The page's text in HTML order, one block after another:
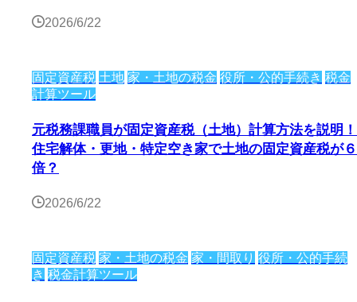
2026/6/22
固定資産税 土地 家・土地の税金 役所・公的手続き 税金
計算ツール
元税務課職員が固定資産税（土地）計算方法を説明！
住宅解体・更地・特定空き家で土地の固定資産税が６
倍？
2026/6/22
固定資産税 家・土地の税金 家・間取り 役所・公的手続
き 税金計算ツール